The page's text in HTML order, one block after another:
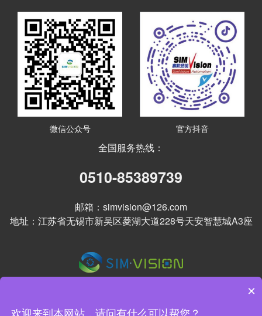
微信公众号 官方抖音
全国服务热线：
0510-85389739
邮箱：simvision@126.com
地址：江苏省无锡市新吴区菱湖大道228号天安智慧城A3座
×
欢迎来到本网站，请问有什么可以帮您？